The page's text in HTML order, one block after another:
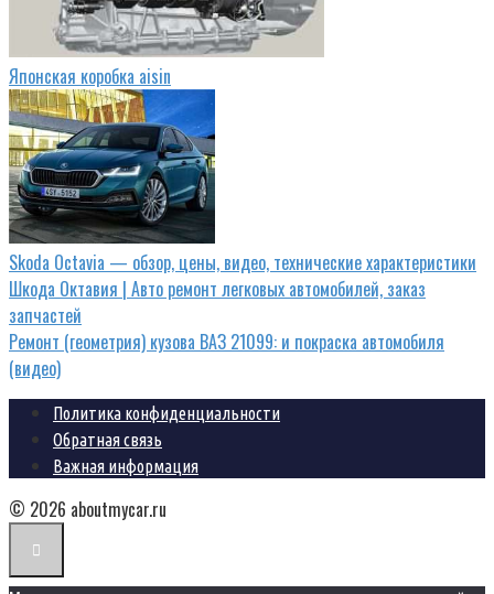
Японская коробка aisin
Skoda Octavia — обзор, цены, видео, технические характеристики
Шкода Октавия | Авто ремонт легковых автомобилей, заказ
запчастей
Ремонт (геометрия) кузова ВАЗ 21099: и покраска автомобиля
(видео)
Политика конфиденциальности
Обратная связь
Важная информация
© 2026 aboutmycar.ru